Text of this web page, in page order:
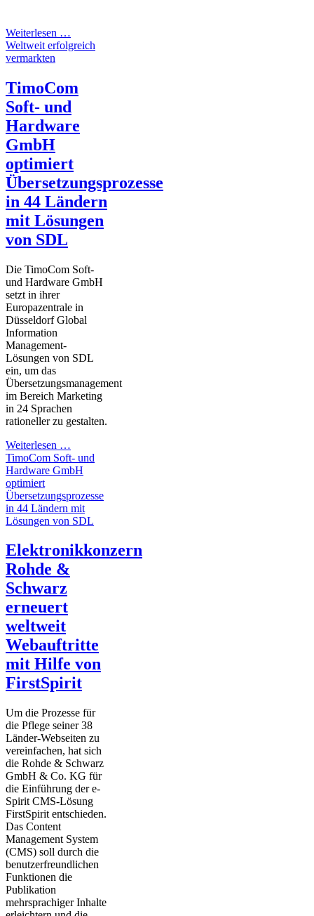
Weiterlesen …
Weltweit erfolgreich
vermarkten
TimoCom
Soft- und
Hardware
GmbH
optimiert
Übersetzungsprozesse
in 44 Ländern
mit Lösungen
von SDL
Die TimoCom Soft-
und Hardware GmbH
setzt in ihrer
Europazentrale in
Düsseldorf Global
Information
Management-
Lösungen von SDL
ein, um das
Übersetzungsmanagement
im Bereich Marketing
in 24 Sprachen
rationeller zu gestalten.
Weiterlesen …
TimoCom Soft- und
Hardware GmbH
optimiert
Übersetzungsprozesse
in 44 Ländern mit
Lösungen von SDL
Elektronikkonzern
Rohde &
Schwarz
erneuert
weltweit
Webauftritte
mit Hilfe von
FirstSpirit
Um die Prozesse für
die Pflege seiner 38
Länder-Webseiten zu
vereinfachen, hat sich
die Rohde & Schwarz
GmbH & Co. KG für
die Einführung der e-
Spirit CMS-Lösung
FirstSpirit entschieden.
Das Content
Management System
(CMS) soll durch die
benutzerfreundlichen
Funktionen die
Publikation
mehrsprachiger Inhalte